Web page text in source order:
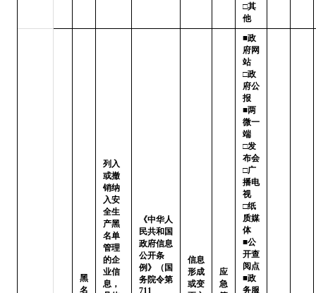
□其
他
黑
名
列入
或撤
销纳
入安
全生
产黑
名单
管理
的企
业信
息，
《中华人
民共和国
政府信息
公开条
例》（国
务院令第
711
信息
形成
或变
应
急
■政
府网
站
□政
府公
报
■两
微一
端
□发
布会
□广
播电
视
□纸
质媒
体
■公
开查
阅点
■政
务服